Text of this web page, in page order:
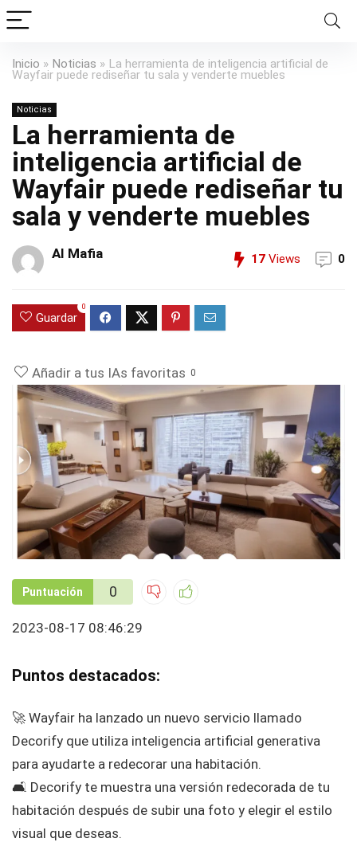
Inicio » Noticias » La herramienta de inteligencia artificial de
Wayfair puede rediseñar tu sala y venderte muebles
Noticias
La herramienta de
inteligencia artificial de
Wayfair puede rediseñar tu
sala y venderte muebles
AI Mafia 17 Views 0
Guardar
0
Añadir a tus IAs favoritas 0
Puntuación 0
2023-08-17 08:46:29
Puntos destacados:
🚀 Wayfair ha lanzado un nuevo servicio llamado
Decorify que utiliza inteligencia artificial generativa
para ayudarte a redecorar una habitación.
🛋️ Decorify te muestra una versión redecorada de tu
habitación después de subir una foto y elegir el estilo
visual que deseas.